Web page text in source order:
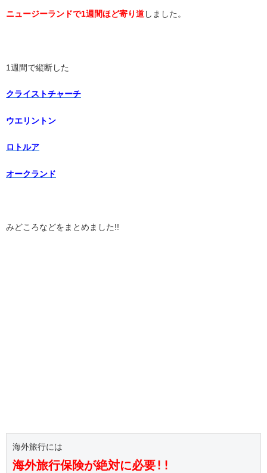
ニュージーランドで1週間ほど寄り道しました。
1週間で縦断した
クライストチャーチ
ウエリントン
ロトルア
オークランド
みどころなどをまとめました!!
海外旅行保険が絶対に必要!!